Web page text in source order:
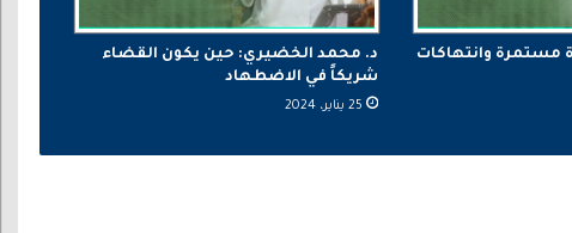
مستمرة وانتهاكات
د. محمد الخضيري: حين يكون القضاء
شريكاً في الاضطهاد
25 يناير، 2024